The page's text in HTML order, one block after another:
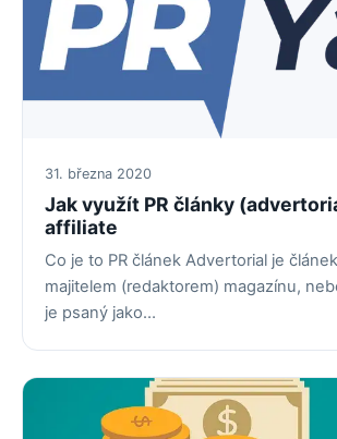
31. března 2020
Jak využít PR články
affiliate
Co je to PR článek Advertorial je
majitelem (redaktorem) magazínu,
je psaný jako…